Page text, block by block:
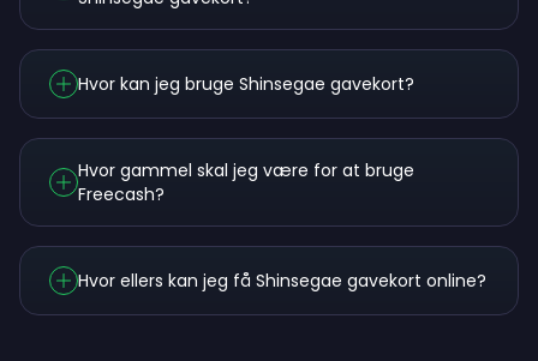
Hvor kan jeg bruge Shinsegae gavekort?
Hvor gammel skal jeg være for at bruge
Freecash?
Hvor ellers kan jeg få Shinsegae gavekort online?